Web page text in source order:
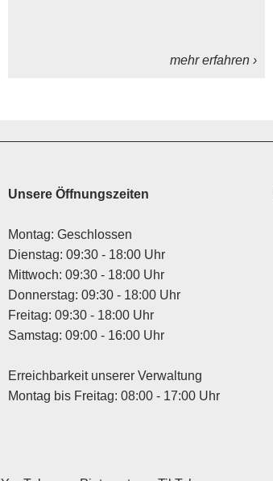
mehr erfahren ›
Unsere Öffnungszeiten
Montag: Geschlossen
Dienstag: 09:30 - 18:00 Uhr
Mittwoch: 09:30 - 18:00 Uhr
Donnerstag: 09:30 - 18:00 Uhr
Freitag: 09:30 - 18:00 Uhr
Samstag: 09:00 - 16:00 Uhr
Erreichbarkeit unserer Verwaltung
Montag bis Freitag: 08:00 - 17:00 Uhr